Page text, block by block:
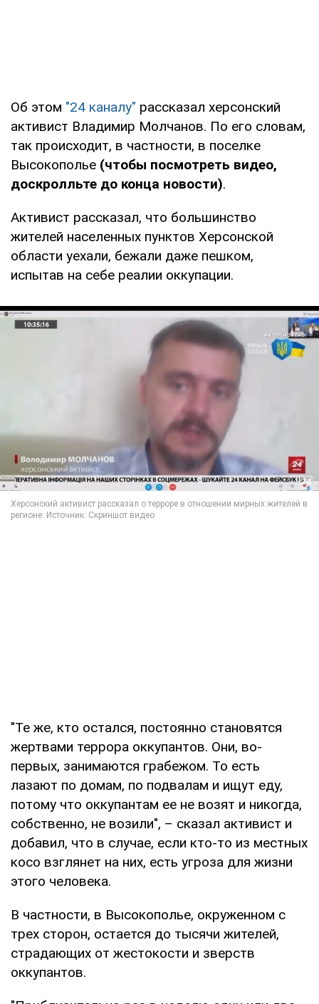
Об этом "24 каналу" рассказал херсонский
активист Владимир Молчанов. По его словам,
так происходит, в частности, в поселке
Высокополье (чтобы посмотреть видео,
доскролльте до конца новости).
Активист рассказал, что большинство
жителей населенных пунктов Херсонской
области уехали, бежали даже пешком,
испытав на себе реалии оккупации.
"Те же, кто остался, постоянно становятся
жертвами террора оккупантов. Они, во-
первых, занимаются грабежом. То есть
лазают по домам, по подвалам и ищут еду,
потому что оккупантам ее не возят и никогда,
собственно, не возили", – сказал активист и
добавил, что в случае, если кто-то из местных
косо взглянет на них, есть угроза для жизни
этого человека.
В частности, в Высокополье, окруженном с
трех сторон, остается до тысячи жителей,
страдающих от жестокости и зверств
оккупантов.